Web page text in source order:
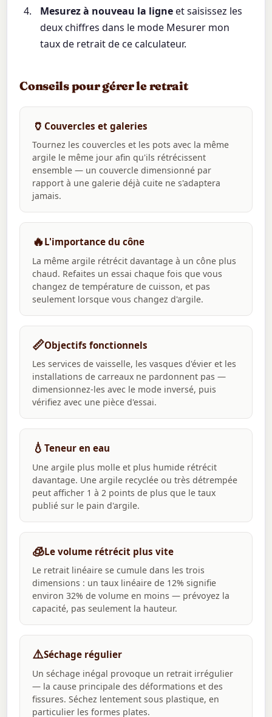
Mesurez à nouveau la ligneet saisissez les
deux chiffres dans le mode Mesurer mon
taux de retrait de ce calculateur.
Conseils pour gérer le retrait
🏺 Couvercles et galeries
Tournez les couvercles et les pots avec la même
argile le même jour afin qu'ils rétrécissent
ensemble — un couvercle dimensionné par
rapport à une galerie déjà cuite ne s'adaptera
jamais.
🔥 L'importance du cône
La même argile rétrécit davantage à un cône plus
chaud. Refaites un essai chaque fois que vous
changez de température de cuisson, et pas
seulement lorsque vous changez d'argile.
📏Objectifs fonctionnels
Les services de vaisselle, les vasques d'évier et les
installations de carreaux ne pardonnent pas —
dimensionnez-les avec le mode inversé, puis
vérifiez avec une pièce d'essai.
💧Teneur en eau
Une argile plus molle et plus humide rétrécit
davantage. Une argile recyclée ou très détrempée
peut afficher 1 à 2 points de plus que le taux
publié sur le pain d'argile.
🧊Le volume rétrécit plus vite
Le retrait linéaire se cumule dans les trois
dimensions : un taux linéaire de 12% signifie
environ 32% de volume en moins — prévoyez la
capacité, pas seulement la hauteur.
⚠️Séchage régulier
Un séchage inégal provoque un retrait irrégulier
— la cause principale des déformations et des
fissures. Séchez lentement sous plastique, en
particulier les formes plates.